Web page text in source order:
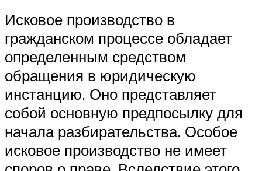
Исковое производство в
гражданском процессе обладает
определенным средством
обращения в юридическую
инстанцию. Оно представляет
собой основную предпосылку для
начала разбирательства. Особое
исковое производство не имеет